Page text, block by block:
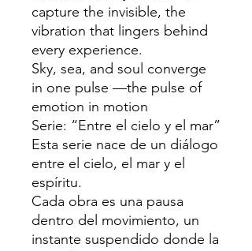
capture the invisible, the
vibration that lingers behind
every experience.
Sky, sea, and soul converge
in one pulse —the pulse of
emotion in motion
Serie: “Entre el cielo y el mar”
Esta serie nace de un diálogo
entre el cielo, el mar y el
espíritu.
Cada obra es una pausa
dentro del movimiento, un
instante suspendido donde la